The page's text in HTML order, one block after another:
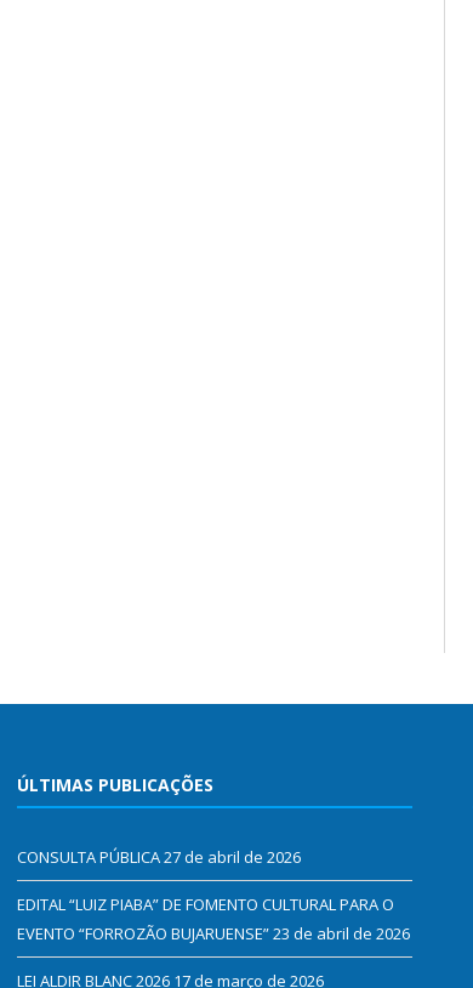
ÚLTIMAS PUBLICAÇÕES
CONSULTA PÚBLICA27 de abril de 2026
EDITAL “LUIZ PIABA” DE FOMENTO CULTURAL PARA O
EVENTO “FORROZÃO BUJARUENSE”23 de abril de 2026
LEI ALDIR BLANC 2026 17 de março de 2026